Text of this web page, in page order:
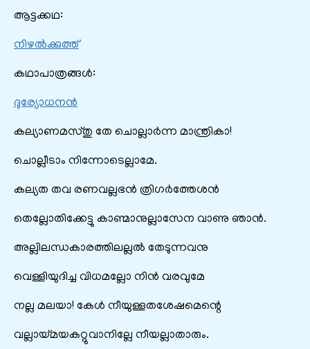
ആട്ടക്കഥ:
നിഴൽക്കുത്ത്
കഥാപാത്രങ്ങൾ:
ദുര്യോധനൻ
കല്യാണമസ്തു തേ ചൊല്ലാർന്ന മാന്ത്രികാ!
ചൊല്ലീടാം നിന്നോടെല്ലാമേ.
കല്യത തവ രണവല്ലഭൻ ത്രിഗർത്തേശൻ
തെല്ലോതിക്കേട്ടു കാണ്മാനുല്ലാസേന വാണു ഞാൻ.
അല്ലിലന്ധകാരത്തിലല്ലൽ തേടുന്നവനു
വെള്ളിയുദിച്ച വിധമല്ലോ നിൻ വരവുമേ
നല്ല മലയാ! കേൾ നീയുള്ളതശേഷമെന്റെ
വല്ലായ്മയകറ്റുവാനില്ലേ നീയല്ലാതാരും.